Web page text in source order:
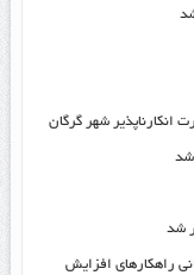
انکارناپذیر شهر گرگان
شد
راهکارهای افزایش